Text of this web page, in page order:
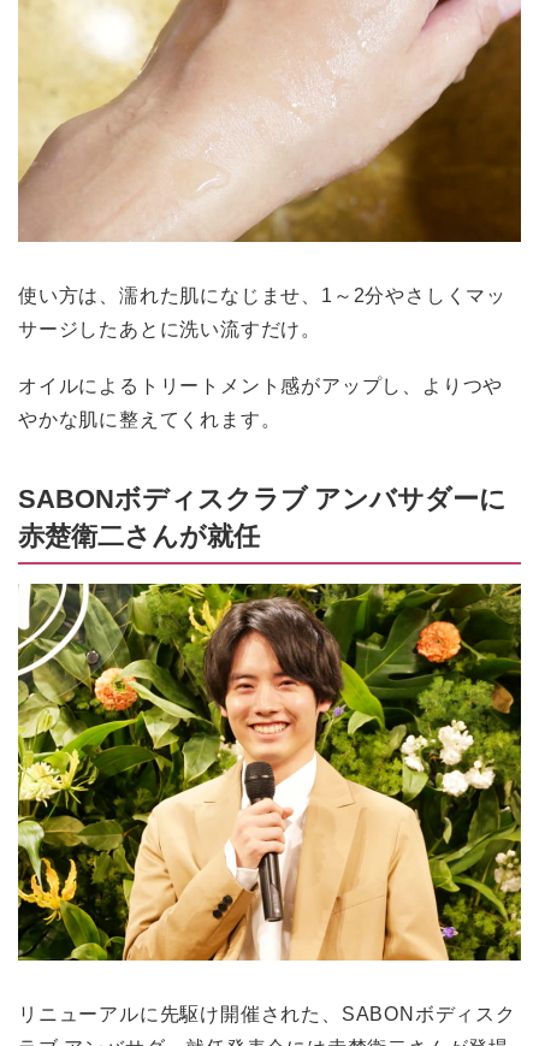
使い方は、濡れた肌になじませ、1～2分やさしくマッ
サージしたあとに洗い流すだけ。
オイルによるトリートメント感がアップし、よりつや
やかな肌に整えてくれます。
SABONボディスクラブ アンバサダーに
赤楚衛二さんが就任
リニューアルに先駆け開催された、SABONボディスク